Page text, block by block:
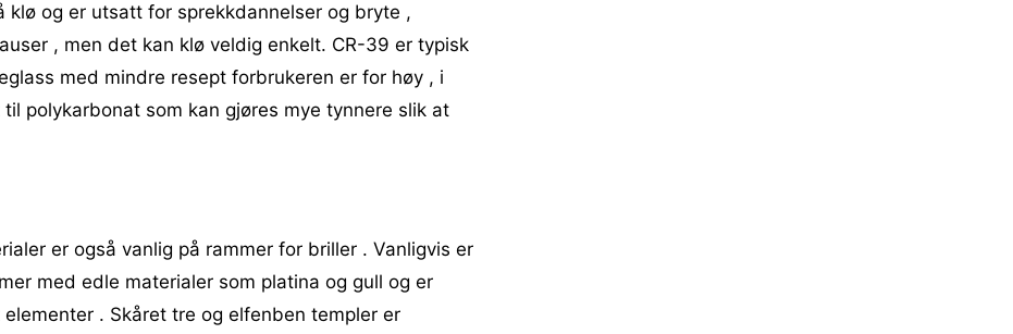
og er utsatt for sprekkdannelser og bryte ,
, men det kan klø veldig enkelt. CR-39 er typisk
med mindre resept forbrukeren er for høy , i
polykarbonat som kan gjøres mye tynnere slik at
er også vanlig på rammer for briller . Vanligvis er
med edle materialer som platina og gull og er
. Skåret tre og elfenben templer er